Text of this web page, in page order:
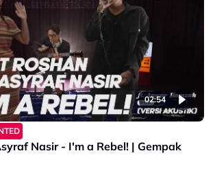
02:54
Nasir - I'm a Rebel! | Gempak